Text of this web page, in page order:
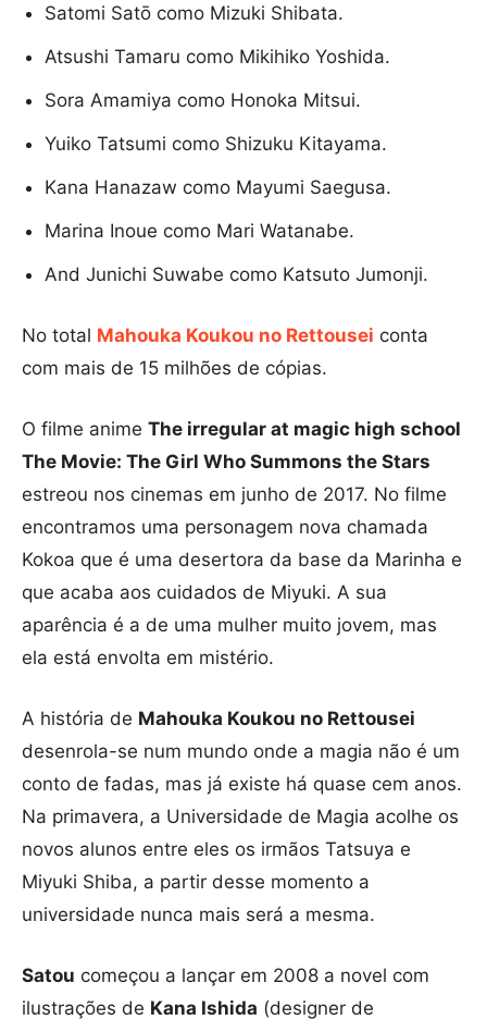
Satomi Satō como Mizuki Shibata.
Atsushi Tamaru como Mikihiko Yoshida.
Sora Amamiya como Honoka Mitsui.
Yuiko Tatsumi como Shizuku Kitayama.
Kana Hanazaw como Mayumi Saegusa.
Marina Inoue como Mari Watanabe.
And Junichi Suwabe como Katsuto Jumonji.
No total Mahouka Koukou no Rettousei conta
com mais de 15 milhões de cópias.
O filme anime The irregular at magic high school
The Movie: The Girl Who Summons the Stars
estreou nos cinemas em junho de 2017. No filme
encontramos uma personagem nova chamada
Kokoa que é uma desertora da base da Marinha e
que acaba aos cuidados de Miyuki. A sua
aparência é a de uma mulher muito jovem, mas
ela está envolta em mistério.
A história de Mahouka Koukou no Rettousei
desenrola-se num mundo onde a magia não é um
conto de fadas, mas já existe há quase cem anos.
Na primavera, a Universidade de Magia acolhe os
novos alunos entre eles os irmãos Tatsuya e
Miyuki Shiba, a partir desse momento a
universidade nunca mais será a mesma.
Satou começou a lançar em 2008 a novel com
ilustrações de Kana Ishida (designer de